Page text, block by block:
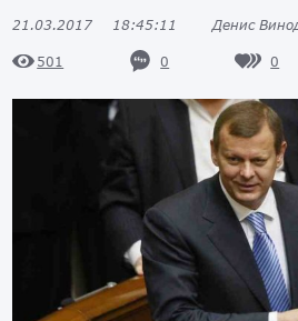
21.03.2017 18:45:11 Денис
501 0 0